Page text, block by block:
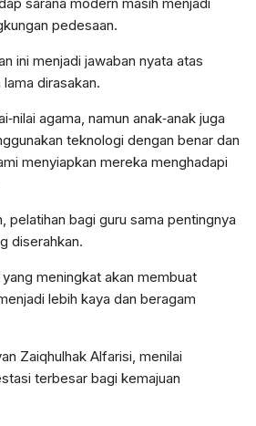
pedesaan.
ini menjadi jawaban nyata atas
dirasakan.
agama, namun anak‑anak juga
teknologi dengan benar dan
menyiapkan mereka menghadapi
pelatihan bagi guru sama pentingnya
diserahkan.
meningkat akan membuat
lebih kaya dan beragam
Zaiqhulhak Alfarisi, menilai
terbesar bagi kemajuan